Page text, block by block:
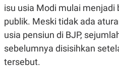
isu usia Modi mulai menjadi
publik. Meski tidak ada
usia pensiun di BJP,
sebelumnya disisihkan
tersebut.